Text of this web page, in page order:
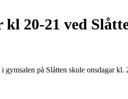
20-21 ved
på Slåtten skule onsdagar kl.